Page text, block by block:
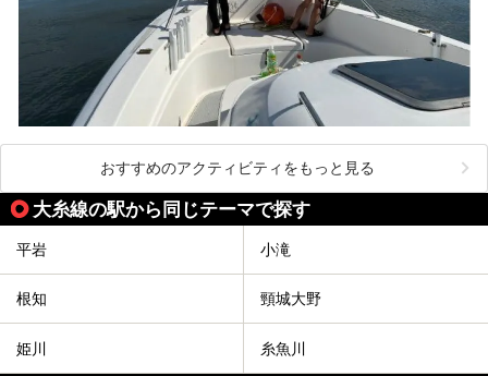
おすすめのアクティビティをもっと見る
大糸線の駅から同じテーマで探す
平岩 小滝
根知 頸城大野
姫川 糸魚川